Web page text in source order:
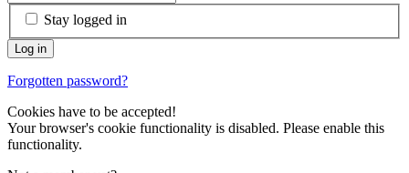
Stay logged in
Forgotten password?
Cookies have to be accepted!
Your browser's cookie functionality is disabled. Please enable this
functionality.